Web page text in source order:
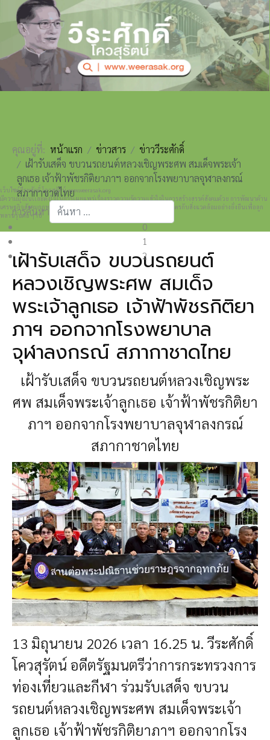
เว็บไซต์วีระศักดิ์ โควสุรัตน์ www.weerasak.org
มีความมุ่งมั่นเเละตั้งใจในการเผยแพร่เรื่องราวความรู้ความเข้าใจในการสร้างสรรค์สังคมด้วย การพัฒนาด้าน
เศรษฐกิจสังคมกฎหมายและการปกครอง เพื่อให้เกิดการพัฒนาที่เป็นมิตรกับสิ่งแวดล้อมอย่างยั่งยืนเพื่อลูก
หลานรุ่นต่อ ๆ ไป
0
1
2
คุณอยู่ที่: หน้าแรก ข่าวสาร
ข่าววีระศักดิ์
เฝ้ารับเสด็จ ขบวนรถยนต์หลวงเชิญพระศพ สมเด็จพระเจ้า
ลูกเธอ เจ้าฟ้าพัชรกิติยาภาฯ ออกจากโรงพยาบาลจุฬาลงกรณ์
สภากาชาดไทย
การค้นหา
Type 2 or more characters for results.
เฝ้ารับเสด็จ ขบวนรถยนต์
หลวงเชิญพระศพ สมเด็จ
พระเจ้าลูกเธอ เจ้าฟ้าพัชรกิติยา
ภาฯ ออกจากโรงพยาบาล
จุฬาลงกรณ์ สภากาชาดไทย
เฝ้ารับเสด็จ ขบวนรถยนต์หลวงเชิญพระ
ศพ สมเด็จพระเจ้าลูกเธอ เจ้าฟ้าพัชรกิติยา
ภาฯ ออกจากโรงพยาบาลจุฬาลงกรณ์
สภากาชาดไทย
13 มิถุนายน 2026 เวลา 16.25 น. วีระศักดิ์
โควสุรัตน์ อดีตรัฐมนตรีว่าการกระทรวงการ
ท่องเที่ยวและกีฬา ร่วมรับเสด็จ ขบวน
รถยนต์หลวงเชิญพระศพ สมเด็จพระเจ้า
ลูกเธอ เจ้าฟ้าพัชรกิติยาภาฯ ออกจากโรง